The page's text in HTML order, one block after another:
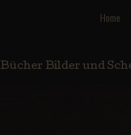
Home
Bücher Bilder und